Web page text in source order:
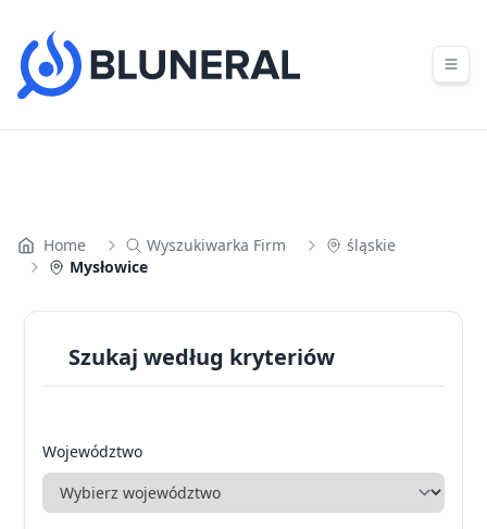
Home Wyszukiwarka Firm
śląskie
Mysłowice
Szukaj według kryteriów
Województwo